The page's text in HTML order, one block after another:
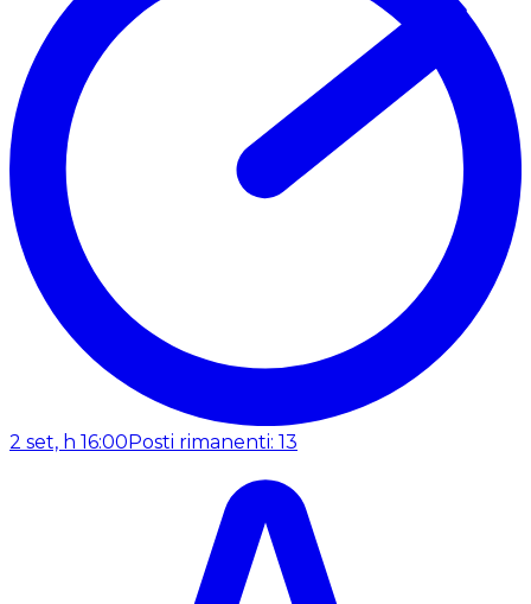
2 set, h 16:00Posti rimanenti: 13